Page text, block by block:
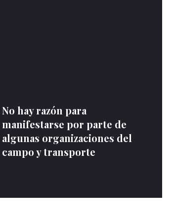
No hay razón para
manifestarse por parte de
algunas organizaciones del
campo y transporte